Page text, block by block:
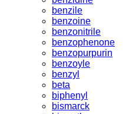
benzile
benzoine
benzonitrile
benzophenone
benzopurpurin
benzoyle
benzyl
beta
biphenyl
bismarck